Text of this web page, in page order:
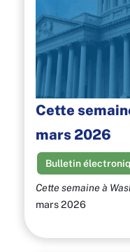
Cette
mars 2026
Bulletin
Cette semaine à
mars 2026